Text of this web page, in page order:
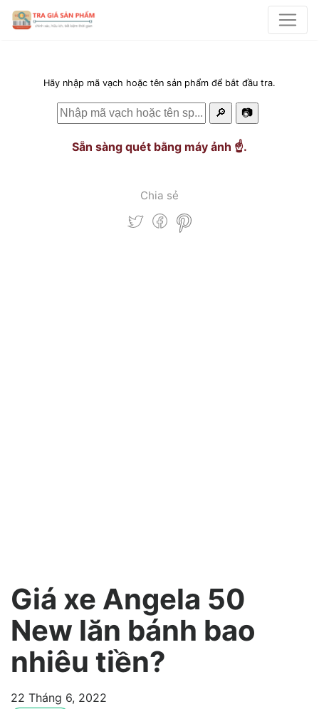
Hãy nhập mã vạch hoặc tên sản phẩm để bắt đầu tra.
🔎 📷
Sẵn sàng quét bằng máy ảnh ☝️.
Chia sẻ
Giá xe Angela 50
New lăn bánh bao
nhiêu tiền?
22 Tháng 6, 2022